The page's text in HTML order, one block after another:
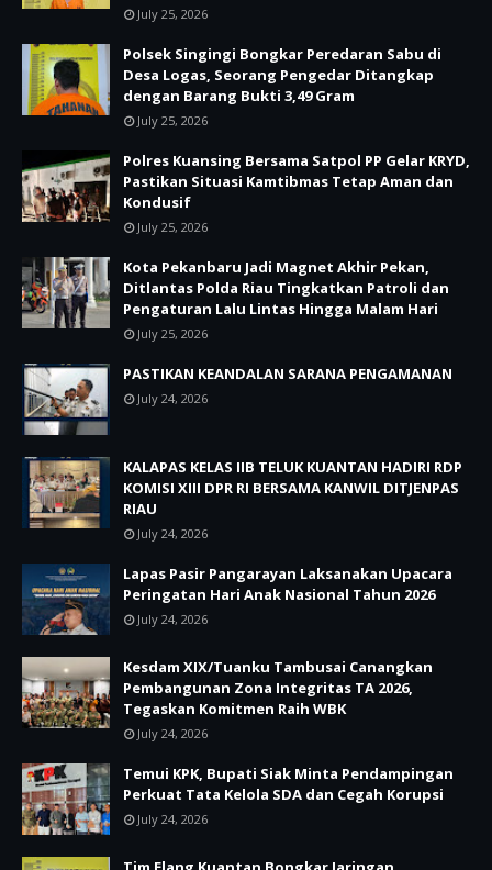
July 25, 2026
Polsek Singingi Bongkar Peredaran Sabu di
Desa Logas, Seorang Pengedar Ditangkap
dengan Barang Bukti 3,49 Gram
July 25, 2026
Polres Kuansing Bersama Satpol PP Gelar KRYD,
Pastikan Situasi Kamtibmas Tetap Aman dan
Kondusif
July 25, 2026
Kota Pekanbaru Jadi Magnet Akhir Pekan,
Ditlantas Polda Riau Tingkatkan Patroli dan
Pengaturan Lalu Lintas Hingga Malam Hari
July 25, 2026
PASTIKAN KEANDALAN SARANA PENGAMANAN
July 24, 2026
KALAPAS KELAS IIB TELUK KUANTAN HADIRI RDP
KOMISI XIII DPR RI BERSAMA KANWIL DITJENPAS
RIAU
July 24, 2026
Lapas Pasir Pangarayan Laksanakan Upacara
Peringatan Hari Anak Nasional Tahun 2026
July 24, 2026
Kesdam XIX/Tuanku Tambusai Canangkan
Pembangunan Zona Integritas TA 2026,
Tegaskan Komitmen Raih WBK
July 24, 2026
Temui KPK, Bupati Siak Minta Pendampingan
Perkuat Tata Kelola SDA dan Cegah Korupsi
July 24, 2026